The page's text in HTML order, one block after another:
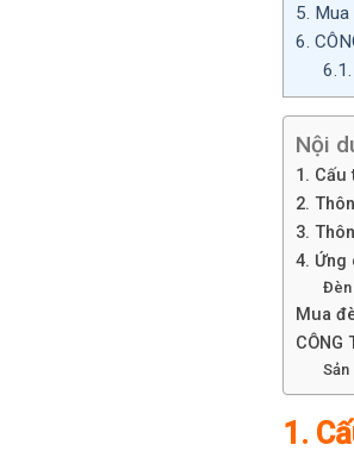
5.
6.
6.1.
Nội
1. Cấu
2.
3.
4. Ứng
Đèn
Mua
CÔNG
Sản
1.